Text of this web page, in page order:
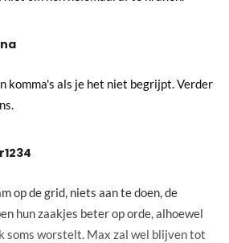
komma's als je het niet begrijpt. Verder
op de grid, niets aan te doen, de
hun zaakjes beter op orde, alhoewel
soms worstelt. Max zal wel blijven tot